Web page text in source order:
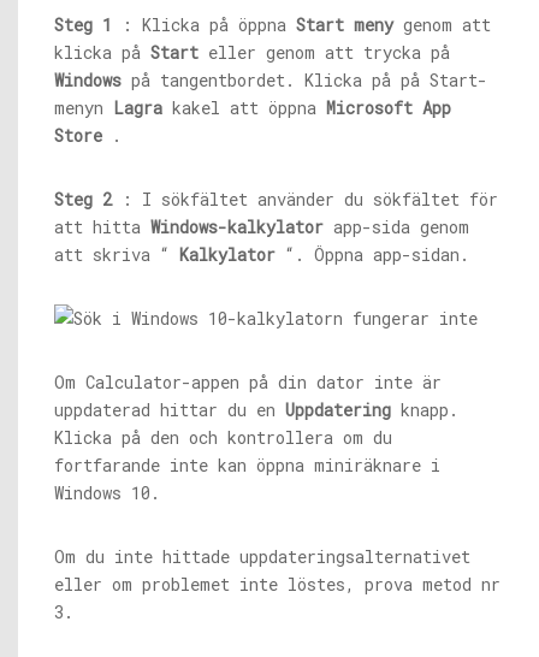
Steg 1 : Klicka på öppna Start menygenom att
klicka på Start eller genom att trycka på
Windows på tangentbordet. Klicka på på Start-
menyn Lagra kakel att öppna Microsoft App
Store .
Steg 2: I sökfältet använder du sökfältet för
att hitta Windows-kalkylator app-sida genom
att skriva “ Kalkylator “. Öppna app-sidan.
Om Calculator-appen på din dator inte är
uppdaterad hittar du en Uppdatering knapp.
Klicka på den och kontrollera om du
fortfarande inte kan öppna miniräknare i
Windows 10.
Om du inte hittade uppdateringsalternativet
eller om problemet inte löstes, prova metod nr
3.